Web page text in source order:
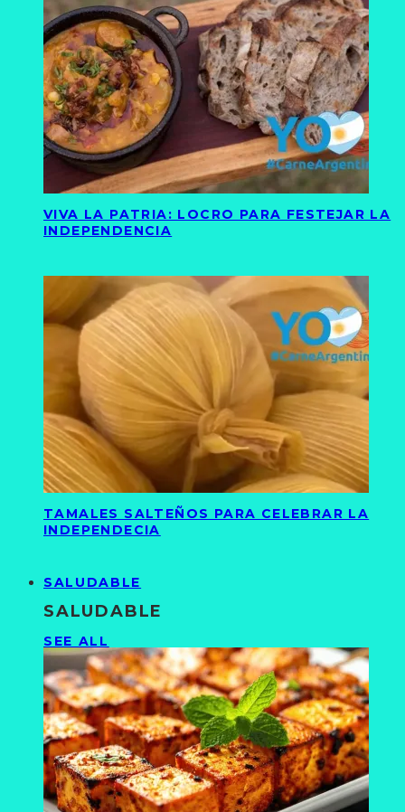
VIVA LA PATRIA: LOCRO PARA FESTEJAR LA
INDEPENDENCIA
TAMALES SALTEÑOS PARA CELEBRAR LA
INDEPENDECIA
SALUDABLE
SALUDABLE
SEE ALL